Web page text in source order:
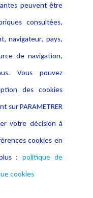
peuvent être
consultées,
navigateur, pays,
de navigation,
Vous pouvez
des cookies
sur PARAMETRER
votre décision à
cookies en
: politique de
cookies